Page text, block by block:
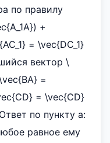
по правилу
+
= \vec{DC_1}
вектор \
=
= \vec{CD}
по пункту а:
равное ему